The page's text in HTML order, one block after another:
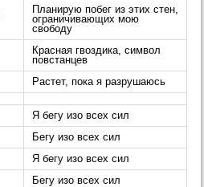
Планирую побег из этих стен,
ограничивающих мою
свободу
Красная гвоздика, символ
повстанцев
Растет, пока я разрушаюсь
Я бегу изо всех сил
Бегу изо всех сил
Я бегу изо всех сил
Бегу изо всех сил